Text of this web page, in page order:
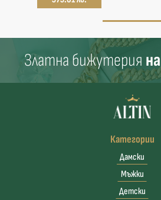
Златна бижутерия
Категории
Дамски
Мъжки
Детски